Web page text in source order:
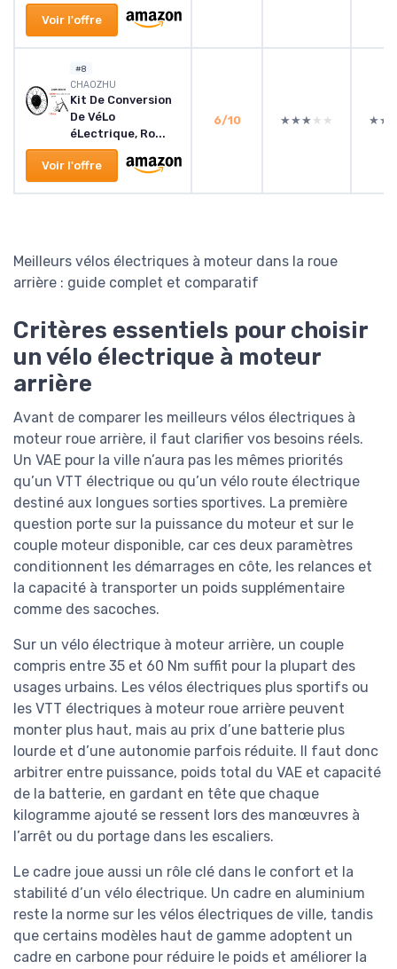
Voir l'offre
#8
CHAOZHU
Kit De Conversion
De VéLo
éLectrique, Ro...
Voir l'offre
6/10 ★★★★★
★★★★★
Meilleurs vélos électriques à moteur dans la roue
arrière : guide complet et comparatif
Critères essentiels pour choisir
un vélo électrique à moteur
arrière
Avant de comparer les meilleurs vélos électriques à
moteur roue arrière, il faut clarifier vos besoins réels.
Un VAE pour la ville n’aura pas les mêmes priorités
qu’un VTT électrique ou qu’un vélo route électrique
destiné aux longues sorties sportives. La première
question porte sur la puissance du moteur et sur le
couple moteur disponible, car ces deux paramètres
conditionnent les démarrages en côte, les relances et
la capacité à transporter un poids supplémentaire
comme des sacoches.
Sur un vélo électrique à moteur arrière, un couple
compris entre 35 et 60 Nm suffit pour la plupart des
usages urbains. Les vélos électriques plus sportifs ou
les VTT électriques à moteur roue arrière peuvent
monter plus haut, mais au prix d’une batterie plus
lourde et d’une autonomie parfois réduite. Il faut donc
arbitrer entre puissance, poids total du VAE et capacité
de la batterie, en gardant en tête que chaque
kilogramme ajouté se ressent lors des manœuvres à
l’arrêt ou du portage dans les escaliers.
Le cadre joue aussi un rôle clé dans le confort et la
stabilité d’un vélo électrique. Un cadre en aluminium
reste la norme sur les vélos électriques de ville, tandis
que certains modèles haut de gamme adoptent un
cadre en carbone pour réduire le poids et améliorer la